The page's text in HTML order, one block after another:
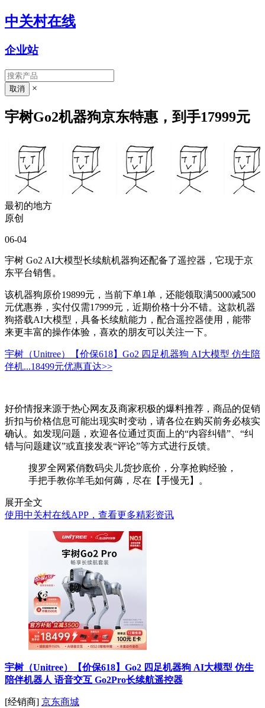
中关村在线
企业站
×
宇树Go2机器狗京东特惠，到手17999元
最初的地方
原创
06-04
宇树 Go2 AI大模型长续航机器狗还配备了遥控器，它现于京
东平台销售。
该机器狗原价19899元，当前下单1单，还能领取满5000减500
元优惠券，实付仅需17999元，近期价格十分不错。这款机器
狗搭载AI大模型，具备长续航能力，配合遥控器使用，能带
来更丰富的操作体验，喜欢的朋友可以关注一下。
宇树（Unitree）【价保618】Go2 四足机器狗 AI大模型 仿生陪
伴机...18499元优惠直达>>
好价情报来源于热心网友及商家积极的爆料推荐，商品的促销
折扣与价格信息可能出现实时变动，请各位在购买前务必核实
确认。如发现问题，欢迎各位通过页面上的“内容纠错”、“纠
错与问题建议”或直接发表“评论”等方式进行反馈。
搜罗全网紧俏数码尖儿货抄底价，分享抢购经验，
手把手教你羊毛如何薅，尽在【手慢无】。
展开全文
使用中关村在线APP，查看更多精彩资讯
宇树（Unitree）【价保618】Go2 四足机器狗 AI大模型 仿生
陪伴机器人 语音交互 Go2Pro长续航遥控器
[经销商] 京东商城